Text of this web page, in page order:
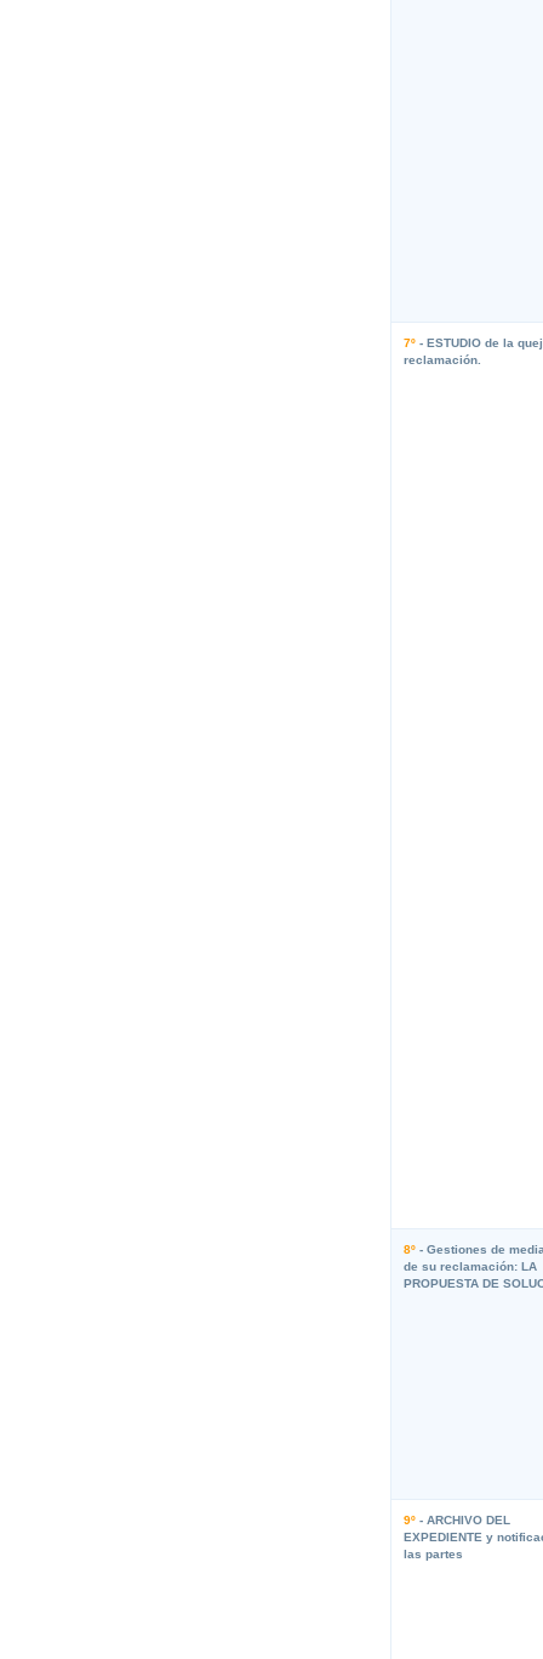
7º - ESTUDIO de la
reclamación.
8º - Gestiones de
de su reclamación: LA
PROPUESTA DE
9º - ARCHIVO DEL
EXPEDIENTE y
las partes